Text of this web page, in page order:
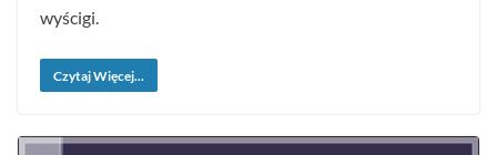
wyścigi.
Czytaj Więcej...